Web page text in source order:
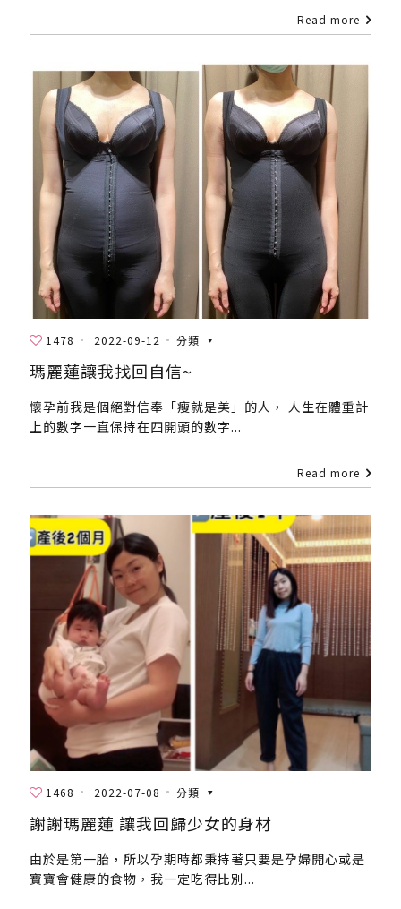
Read more
1478 2022-09-12 分類
瑪麗蓮讓我找回自信~
懷孕前我是個絕對信奉「瘦就是美」的人， 人生在體重計
上的數字一直保持在四開頭的數字...
Read more
1468 2022-07-08 分類
謝謝瑪麗蓮 讓我回歸少女的身材
由於是第一胎，所以孕期時都秉持著只要是孕婦開心或是
寶寶會健康的食物，我一定吃得比別...